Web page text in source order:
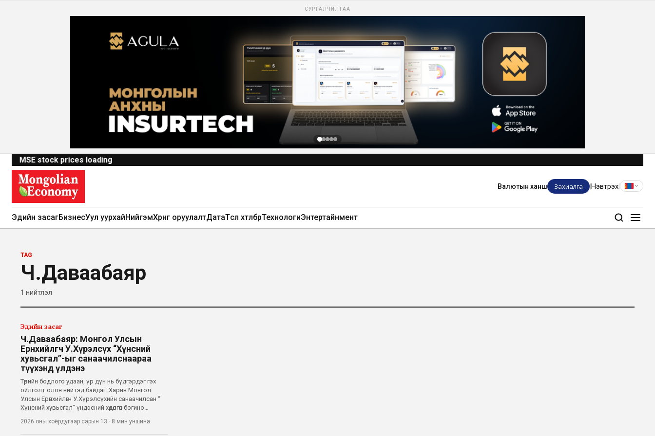
СУРТАЛЧИЛГАА
MSE stock prices loading
Валютын ханш Захиалга Нэвтрэх
Эдийн засагБизнесУул уурхайНийгэмХөрөнгө оруулалтДатаТөсөл хөтөлбөрТехнологиЭнтертайнмент
TAG
Ч.Даваабаяр
1 нийтлэл
Эдийн засаг
Ч.Даваабаяр: Монгол Улсын
Ерөнхийлөгч У.Хүрэлсүх “Хүнсний
хувьсгал”-ыг санаачилснаараа
түүхэнд үлдэнэ
Төрийн бодлого удаан, үр дүн нь бүдгэрдэг гэх
ойлголт олон нийтэд байдаг. Харин Монгол
Улсын Ерөнхийлөгч У.Хүрэлсүхийн санаачилсан “
Хүнсний хувьсгал” үндэсний хөдөлгөөн богино
оруулалт, байгууллагуудын уялдааг нэг дор
төвлөрүүлсэн бодит үр дүнгээрээ
2026 оны хоёрдугаар сарын 13 · 8 мин уншина